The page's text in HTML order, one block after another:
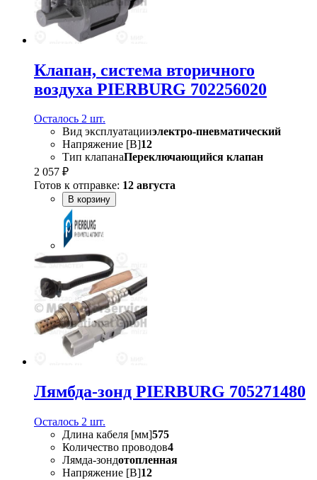
Клапан, система вторичного
воздуха PIERBURG 702256020
Осталось 2 шт.
Вид эксплуатацииэлектро-пневматический
Напряжение [В]12
Тип клапанаПереключающийся клапан
2 057 ₽
Готов к отправке: 12 августа
В корзину
Лямбда-зонд PIERBURG 705271480
Осталось 2 шт.
Длина кабеля [мм]575
Количество проводов4
Лямда-зондотопленная
Напряжение [В]12